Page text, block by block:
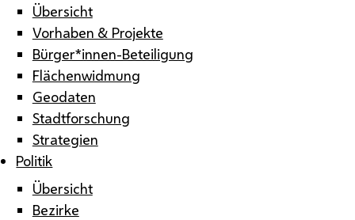
Übersicht
Vorhaben & Projekte
Bürger*innen-Beteiligung
Flächenwidmung
Geodaten
Stadtforschung
Strategien
Politik
Übersicht
Bezirke